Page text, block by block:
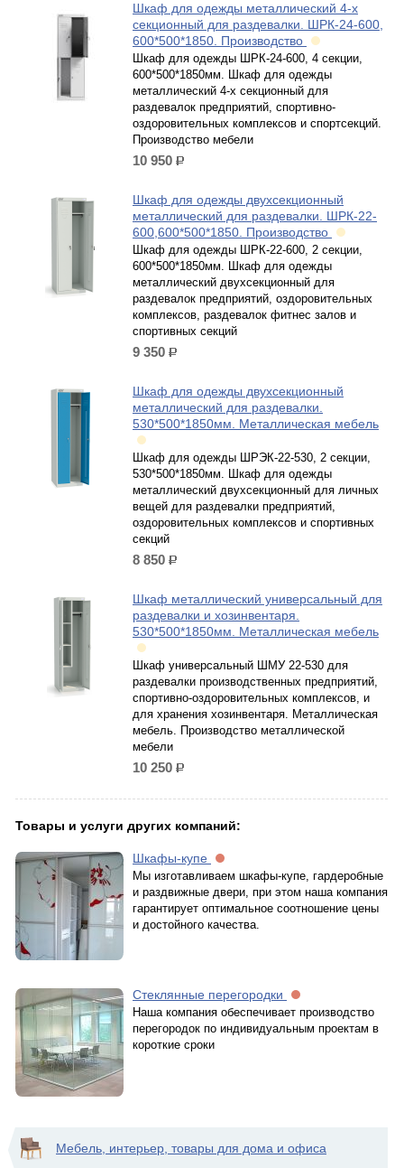
Шкаф для одежды металлический 4-х
секционный для раздевалки. ШРК-24-600,
600*500*1850. Производство
Шкаф для одежды ШРК-24-600, 4 секции,
600*500*1850мм. Шкаф для одежды
металлический 4-х секционный для
раздевалок предприятий, спортивно-
оздоровительных комплексов и спортсекций.
Производство мебели
10 950 р.
Шкаф для одежды двухсекционный
металлический для раздевалки. ШРК-22-
600,600*500*1850. Производство
Шкаф для одежды ШРК-22-600, 2 секции,
600*500*1850мм. Шкаф для одежды
металлический двухсекционный для
раздевалок предприятий, оздоровительных
комплексов, раздевалок фитнес залов и
спортивных секций
9 350 р.
Шкаф для одежды двухсекционный
металлический для раздевалки.
530*500*1850мм. Металлическая мебель
Шкаф для одежды ШРЭК-22-530, 2 секции,
530*500*1850мм. Шкаф для одежды
металлический двухсекционный для личных
вещей для раздевалки предприятий,
оздоровительных комплексов и спортивных
секций
8 850 р.
Шкаф металлический универсальный для
раздевалки и хозинвентаря.
530*500*1850мм. Металлическая мебель
Шкаф универсальный ШМУ 22-530 для
раздевалки производственных предприятий,
спортивно-оздоровительных комплексов, и
для хранения хозинвентаря. Металлическая
мебель. Производство металлической
мебели
10 250 р.
Товары и услуги других компаний:
Шкафы-купе
Мы изготавливаем шкафы-купе, гардеробные
и раздвижные двери, при этом наша компания
гарантирует оптимальное соотношение цены
и достойного качества.
Стеклянные перегородки
Наша компания обеспечивает производство
перегородок по индивидуальным проектам в
короткие сроки
Мебель, интерьер, товары для дома и офиса